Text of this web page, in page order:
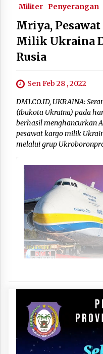
Militer Penyerangan
Mriya,
Milik Ukraina
Rusia
Sen Feb 28 , 2022
DM1.CO.ID, UKRAINA:
(ibukota Ukraina) pada
berhasil menghancurkan
pesawat kargo milik
melalui grup